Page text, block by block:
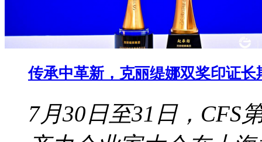
传承中革新，克丽缇娜双奖印证长
7月30日至31日，CFS